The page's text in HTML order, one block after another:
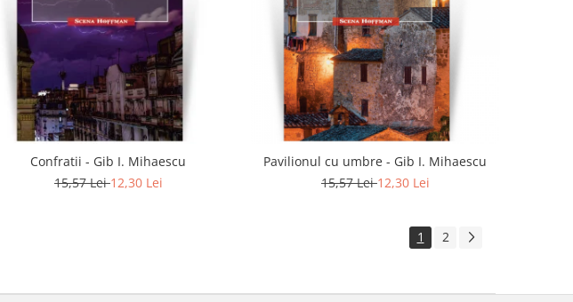
Confratii - Gib I. Mihaescu
15,57 Lei12,30 Lei
Pavilionul cu umbre - Gib I. Mihaescu
15,57 Lei12,30 Lei
1 2